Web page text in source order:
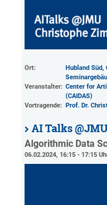
Ort:
Hubland Süd,
Veranstalter: Center for
(CAIDAS)
Vortragende: Prof. Dr.
AI Talks
Algorithmic Data
06.02.2024, 16:15 - 17:15